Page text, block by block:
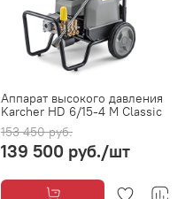
Аппарат высокого давления
Karcher HD 6/15-4 M Classic
153 450 руб.
139 500 руб./шт